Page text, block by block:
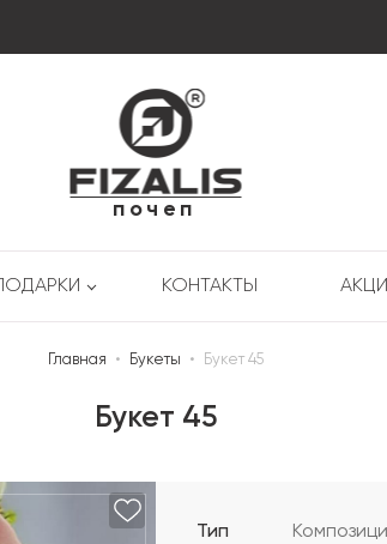
почеп
ПОДАРКИ КОНТАКТЫ
Главная • Букеты • Букет 45
Букет 45
Тип